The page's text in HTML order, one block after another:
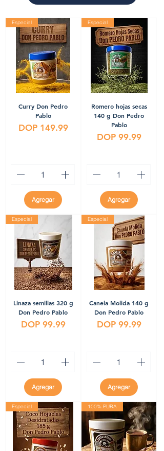
Especial
Curry Don Pedro
Pablo
Precio
DOP 149.99
Agregar
Especial
Romero hojas secas
140 g Don Pedro
Pablo
Precio
DOP 99.99
Agregar
Especial
Linaza semillas 320 g
Don Pedro Pablo
Precio
DOP 99.99
Agregar
Especial
Canela Molida 140 g
Don Pedro Pablo
Precio
DOP 99.99
Agregar
Especial 100% PURA